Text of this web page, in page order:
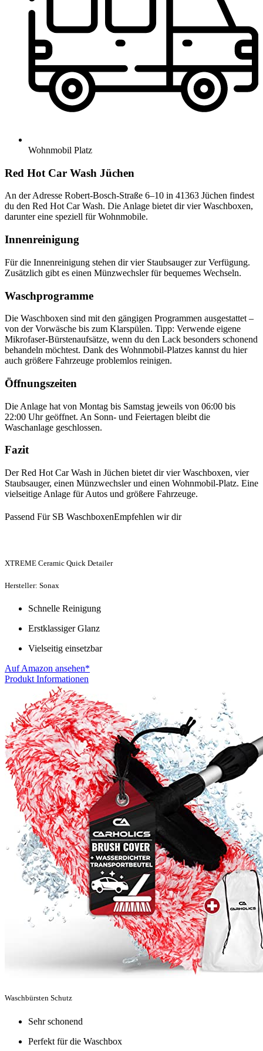
Wohnmobil Platz
Red Hot Car Wash Jüchen
An der Adresse Robert-Bosch-Straße 6–10 in 41363 Jüchen findest
du den Red Hot Car Wash. Die Anlage bietet dir vier Waschboxen,
darunter eine speziell für Wohnmobile.
Innenreinigung
Für die Innenreinigung stehen dir vier Staubsauger zur Verfügung.
Zusätzlich gibt es einen Münzwechsler für bequemes Wechseln.
Waschprogramme
Die Waschboxen sind mit den gängigen Programmen ausgestattet –
von der Vorwäsche bis zum Klarspülen. Tipp: Verwende eigene
Mikrofaser-Bürstenaufsätze, wenn du den Lack besonders schonend
behandeln möchtest. Dank des Wohnmobil-Platzes kannst du hier
auch größere Fahrzeuge problemlos reinigen.
Öffnungszeiten
Die Anlage hat von Montag bis Samstag jeweils von 06:00 bis
22:00 Uhr geöffnet. An Sonn- und Feiertagen bleibt die
Waschanlage geschlossen.
Fazit
Der Red Hot Car Wash in Jüchen bietet dir vier Waschboxen, vier
Staubsauger, einen Münzwechsler und einen Wohnmobil-Platz. Eine
vielseitige Anlage für Autos und größere Fahrzeuge.
Passend Für SB WaschboxenEmpfehlen wir dir
XTREME Ceramic Quick Detailer
Hersteller: Sonax
Schnelle Reinigung
Erstklassiger Glanz
Vielseitig einsetzbar
Auf Amazon ansehen*
Produkt Informationen
Waschbürsten Schutz
Sehr schonend
Perfekt für die Waschbox